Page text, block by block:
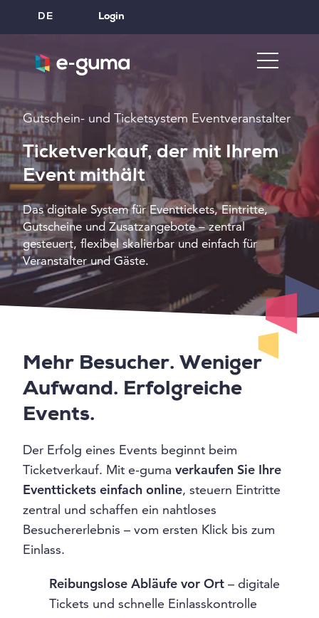
DE Login
Gutschein- und Ticketsystem Eventveranstalter
Ticketverkauf, der mit Ihrem
Event mithält
Das digitale System für Eventtickets, Eintritte,
Gutscheine und Zusatzangebote – zentral
gesteuert, flexibel skalierbar und einfach für
Veranstalter und Gäste.
Mehr Besucher. Weniger
Aufwand. Erfolgreiche
Events.
Der Erfolg eines Events beginnt beim
Ticketverkauf. Mit e-guma verkaufen Sie Ihre
Eventtickets einfach online, steuern Eintritte
zentral und schaffen ein nahtloses
Besuchererlebnis – vom ersten Klick bis zum
Einlass.
Reibungslose Abläufe vor Ort – digitale
Tickets und schnelle Einlasskontrolle